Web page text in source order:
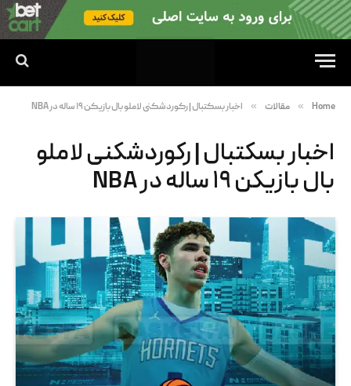
Home
» مقالات » اخبار بسکتبال | رکوردشکنی لاملو بال بازیکن ۱۹ ساله در NBA
اخبار بسکتبال | رکوردشکنی لاملو
بال بازیکن ۱۹ ساله در NBA